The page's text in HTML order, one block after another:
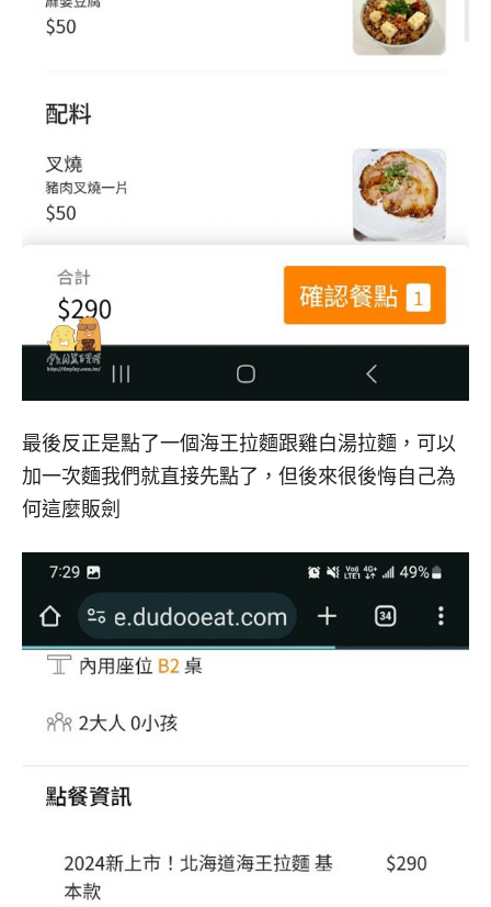
最後反正是點了一個海王拉麵跟雞白湯拉麵，可以
加一次麵我們就直接先點了，但後來很後悔自己為
何這麼販劍